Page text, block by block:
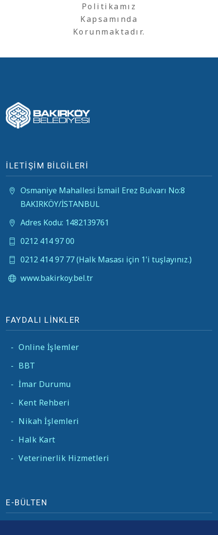
Politikamız
Kapsamında
Korunmaktadır.
İLETİŞİM BİLGİLERİ
Osmaniye Mahallesi İsmail Erez Bulvarı No:8
BAKIRKÖY/İSTANBUL
Adres Kodu: 1482139761
0212 414 97 00
0212 414 97 77 (Halk Masası için 1'i tuşlayınız.)
www.bakirkoy.bel.tr
FAYDALI LİNKLER
- Online İşlemler
- BBT
- İmar Durumu
- Kent Rehberi
- Nikah İşlemleri
- Halk Kart
- Veterinerlik Hizmetleri
E-BÜLTEN